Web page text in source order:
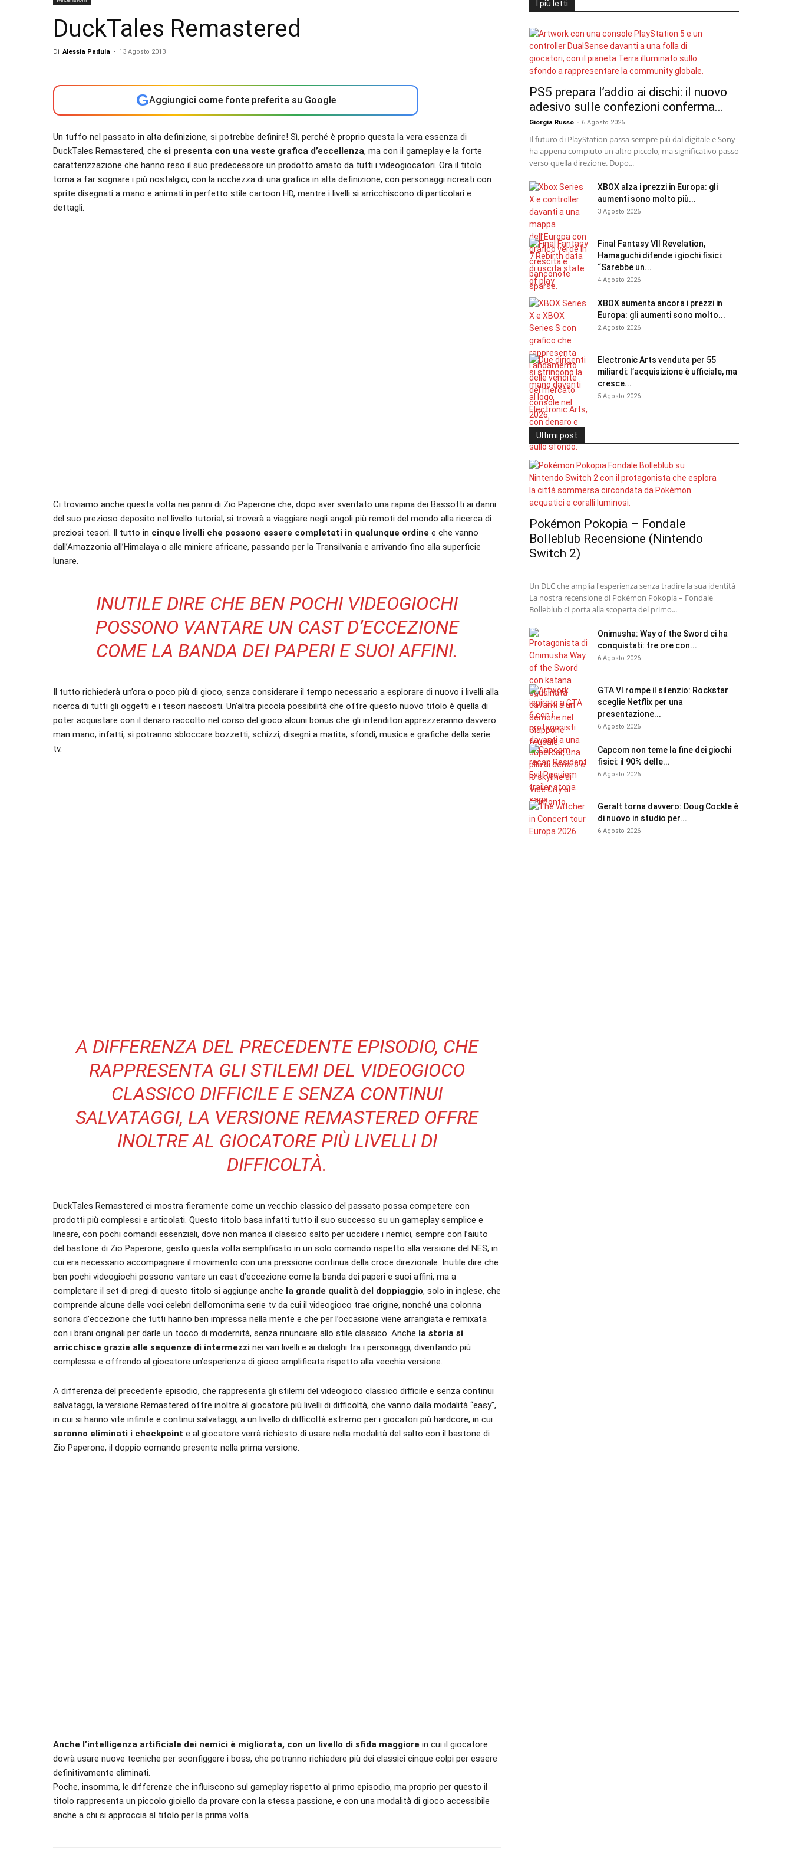
DuckTales Remastered
Di Alessia Padula - 13 Agosto 2013
GAggiungici come fonte preferita su Google
Un tuffo nel passato in alta definizione, si potrebbe definire! Sì, perché è proprio questa la vera essenza di
DuckTales Remastered, che si presenta con una veste grafica d’eccellenza, ma con il gameplay e la forte
caratterizzazione che hanno reso il suo predecessore un prodotto amato da tutti i videogiocatori. Ora il titolo
torna a far sognare i più nostalgici, con la ricchezza di una grafica in alta definizione, con personaggi ricreati con
sprite disegnati a mano e animati in perfetto stile cartoon HD, mentre i livelli si arricchiscono di particolari e
dettagli.
Ci troviamo anche questa volta nei panni di Zio Paperone che, dopo aver sventato una rapina dei Bassotti ai danni
del suo prezioso deposito nel livello tutorial, si troverà a viaggiare negli angoli più remoti del mondo alla ricerca di
preziosi tesori. Il tutto in cinque livelli che possono essere completati in qualunque ordine e che vanno
dall’Amazzonia all’Himalaya o alle miniere africane, passando per la Transilvania e arrivando fino alla superficie
lunare.
INUTILE DIRE CHE BEN POCHI VIDEOGIOCHI
POSSONO VANTARE UN CAST D’ECCEZIONE
COME LA BANDA DEI PAPERI E SUOI AFFINI.
Il tutto richiederà un’ora o poco più di gioco, senza considerare il tempo necessario a esplorare di nuovo i livelli alla
ricerca di tutti gli oggetti e i tesori nascosti. Un’altra piccola possibilità che offre questo nuovo titolo è quella di
poter acquistare con il denaro raccolto nel corso del gioco alcuni bonus che gli intenditori apprezzeranno davvero:
man mano, infatti, si potranno sbloccare bozzetti, schizzi, disegni a matita, sfondi, musica e grafiche della serie
tv.
A DIFFERENZA DEL PRECEDENTE EPISODIO, CHE
RAPPRESENTA GLI STILEMI DEL VIDEOGIOCO
CLASSICO DIFFICILE E SENZA CONTINUI
SALVATAGGI, LA VERSIONE REMASTERED OFFRE
INOLTRE AL GIOCATORE PIÙ LIVELLI DI
DIFFICOLTÀ.
DuckTales Remastered ci mostra fieramente come un vecchio classico del passato possa competere con
prodotti più complessi e articolati. Questo titolo basa infatti tutto il suo successo su un gameplay semplice e
lineare, con pochi comandi essenziali, dove non manca il classico salto per uccidere i nemici, sempre con l’aiuto
del bastone di Zio Paperone, gesto questa volta semplificato in un solo comando rispetto alla versione del NES, in
cui era necessario accompagnare il movimento con una pressione continua della croce direzionale. Inutile dire che
ben pochi videogiochi possono vantare un cast d’eccezione come la banda dei paperi e suoi affini, ma a
completare il set di pregi di questo titolo si aggiunge anche la grande qualità del doppiaggio, solo in inglese, che
comprende alcune delle voci celebri dell’omonima serie tv da cui il videogioco trae origine, nonché una colonna
sonora d’eccezione che tutti hanno ben impressa nella mente e che per l’occasione viene arrangiata e remixata
con i brani originali per darle un tocco di modernità, senza rinunciare allo stile classico. Anche la storia si
arricchisce grazie alle sequenze di intermezzi nei vari livelli e ai dialoghi tra i personaggi, diventando più
complessa e offrendo al giocatore un’esperienza di gioco amplificata rispetto alla vecchia versione.
A differenza del precedente episodio, che rappresenta gli stilemi del videogioco classico difficile e senza continui
salvataggi, la versione Remastered offre inoltre al giocatore più livelli di difficoltà, che vanno dalla modalità “easy”,
in cui si hanno vite infinite e continui salvataggi, a un livello di difficoltà estremo per i giocatori più hardcore, in cui
saranno eliminati i checkpoint e al giocatore verrà richiesto di usare nella modalità del salto con il bastone di
Zio Paperone, il doppio comando presente nella prima versione.
Anche l’intelligenza artificiale dei nemici è migliorata, con un livello di sfida maggiore in cui il giocatore
dovrà usare nuove tecniche per sconfiggere i boss, che potranno richiedere più dei classici cinque colpi per essere
definitivamente eliminati.
Poche, insomma, le differenze che influiscono sul gameplay rispetto al primo episodio, ma proprio per questo il
titolo rappresenta un piccolo gioiello da provare con la stessa passione, e con una modalità di gioco accessibile
anche a chi si approccia al titolo per la prima volta.
I più letti
PS5 prepara l’addio ai dischi: il nuovo
adesivo sulle confezioni conferma...
Giorgia Russo - 6 Agosto 2026
Il futuro di PlayStation passa sempre più dal digitale e Sony
ha appena compiuto un altro piccolo, ma significativo passo
verso quella direzione. Dopo...
XBOX alza i prezzi in Europa: gli
aumenti sono molto più...
3 Agosto 2026
Final Fantasy VII Revelation,
Hamaguchi difende i giochi fisici:
“Sarebbe un...
4 Agosto 2026
XBOX aumenta ancora i prezzi in
Europa: gli aumenti sono molto...
2 Agosto 2026
Electronic Arts venduta per 55
miliardi: l’acquisizione è ufficiale, ma
cresce...
5 Agosto 2026
Ultimi post
Pokémon Pokopia – Fondale
Bolleblub Recensione (Nintendo
Switch 2)
Un DLC che amplia l'esperienza senza tradire la sua identità
La nostra recensione di Pokémon Pokopia – Fondale
Bolleblub ci porta alla scoperta del primo...
Onimusha: Way of the Sword ci ha
conquistati: tre ore con...
6 Agosto 2026
GTA VI rompe il silenzio: Rockstar
sceglie Netflix per una
presentazione...
6 Agosto 2026
Capcom non teme la fine dei giochi
fisici: il 90% delle...
6 Agosto 2026
Geralt torna davvero: Doug Cockle è
di nuovo in studio per...
6 Agosto 2026